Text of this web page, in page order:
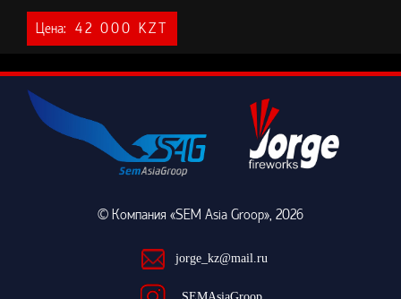
Цена: 42 000 KZT
© Компания «SEM Asia Groop», 2026
jorge_kz@mail.ru